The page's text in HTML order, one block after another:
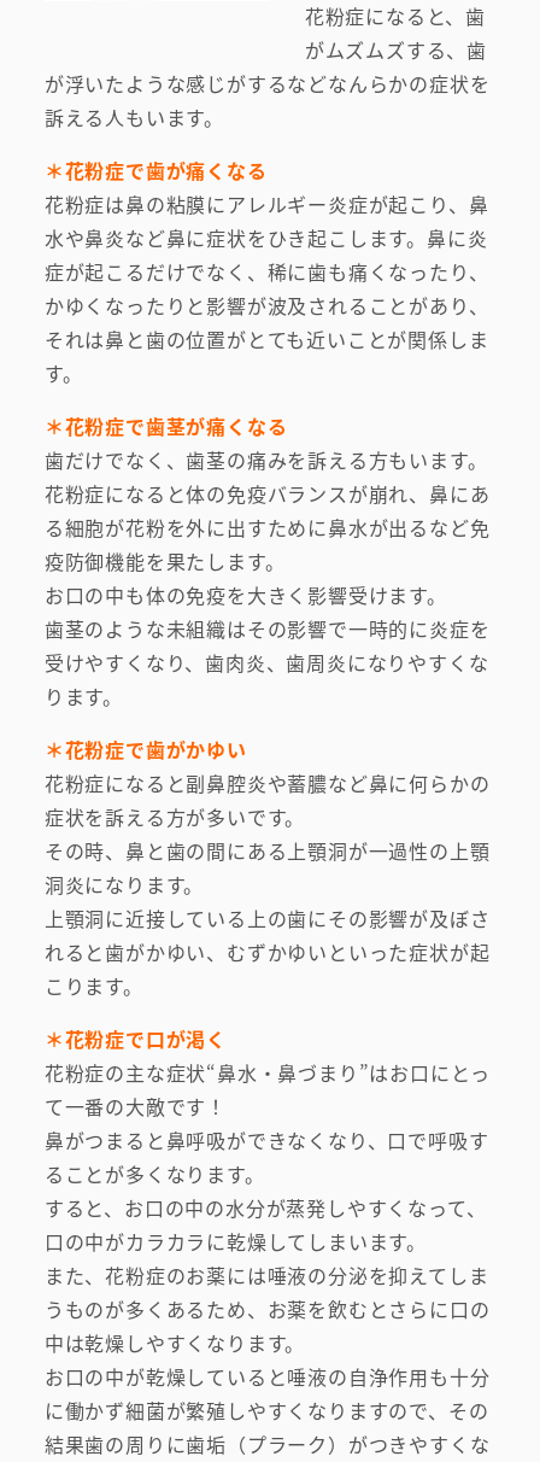
花粉症になると、歯
がムズムズする、歯
が浮いたような感じがするなどなんらかの症状を
訴える人もいます。
＊花粉症で歯が痛くなる
花粉症は鼻の粘膜にアレルギー炎症が起こり、鼻
水や鼻炎など鼻に症状をひき起こします。鼻に炎
症が起こるだけでなく、稀に歯も痛くなったり、
かゆくなったりと影響が波及されることがあり、
それは鼻と歯の位置がとても近いことが関係しま
す。
＊花粉症で歯茎が痛くなる
歯だけでなく、歯茎の痛みを訴える方もいます。
花粉症になると体の免疫バランスが崩れ、鼻にあ
る細胞が花粉を外に出すために鼻水が出るなど免
疫防御機能を果たします。
お口の中も体の免疫を大きく影響受けます。
歯茎のような未組織はその影響で一時的に炎症を
受けやすくなり、歯肉炎、歯周炎になりやすくな
ります。
＊花粉症で歯がかゆい
花粉症になると副鼻腔炎や蓄膿など鼻に何らかの
症状を訴える方が多いです。
その時、鼻と歯の間にある上顎洞が一過性の上顎
洞炎になります。
上顎洞に近接している上の歯にその影響が及ぼさ
れると歯がかゆい、むずかゆいといった症状が起
こります。
＊花粉症で口が渇く
花粉症の主な症状“鼻水・鼻づまり”はお口にとっ
て一番の大敵です！
鼻がつまると鼻呼吸ができなくなり、口で呼吸す
ることが多くなります。
すると、お口の中の水分が蒸発しやすくなって、
口の中がカラカラに乾燥してしまいます。
また、花粉症のお薬には唾液の分泌を抑えてしま
うものが多くあるため、お薬を飲むとさらに口の
中は乾燥しやすくなります。
お口の中が乾燥していると唾液の自浄作用も十分
に働かず細菌が繁殖しやすくなりますので、その
結果歯の周りに歯垢（プラーク）がつきやすくな